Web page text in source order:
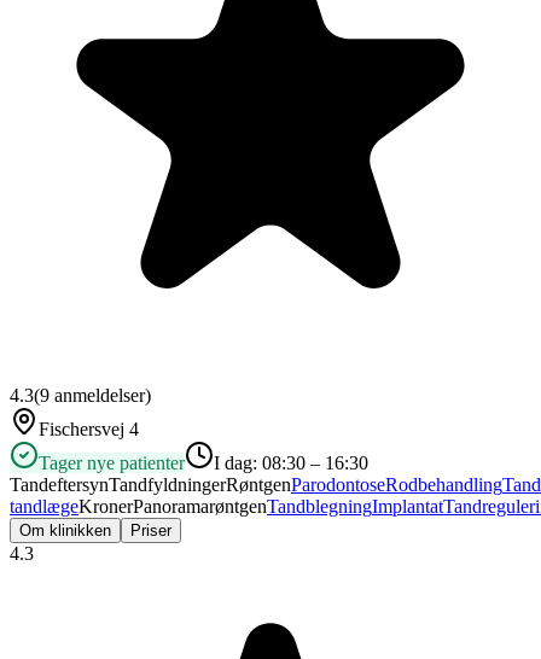
4.3(9 anmeldelser)
Fischersvej 4
Tager nye patienter
I dag: 08:30 – 16:30
TandeftersynTandfyldningerRøntgenParodontoseRodbehandling
tandlægeKronerPanoramarøntgenTandblegningImplantat
Om klinikken Priser
4.3